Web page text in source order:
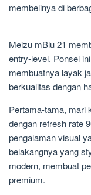
membelinya di
Meizu mBlu 21
entry-level. Ponsel
membuatnya layak
berkualitas dengan
Pertama-tama, mari
dengan refresh rate
pengalaman visual
belakangnya yang
modern, membuat
premium.